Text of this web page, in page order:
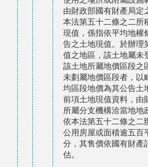
由財政部國有財產局定
本法第五十二條之二所
現值，係指依平均地權
告之土地現值。於辦理
值之地區，該土地屬未
該土地所屬地價區段之
未劃屬地價區段者，以
均區段地價為其公告土
前項土地現值資料，由
所屬分支機構洽當地地
依本法第五十二條之二
公用房屋或面積逾五百
分，其售價依國有財產
估。